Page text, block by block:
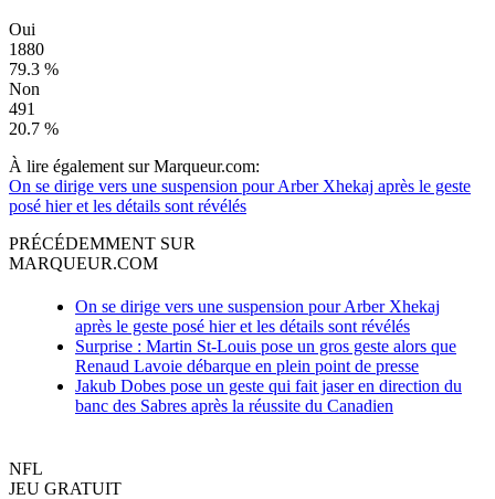
Oui
1880
79.3 %
Non
491
20.7 %
À lire également sur Marqueur.com:
On se dirige vers une suspension pour Arber Xhekaj après le geste
posé hier et les détails sont révélés
PRÉCÉDEMMENT SUR
MARQUEUR.COM
On se dirige vers une suspension pour Arber Xhekaj
après le geste posé hier et les détails sont révélés
Surprise : Martin St-Louis pose un gros geste alors que
Renaud Lavoie débarque en plein point de presse
Jakub Dobes pose un geste qui fait jaser en direction du
banc des Sabres après la réussite du Canadien
NFL
JEU GRATUIT